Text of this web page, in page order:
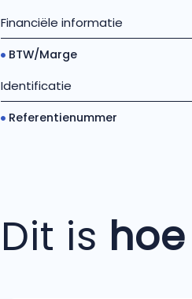
Financiële informatie
BTW/Marge
Identificatie
Referentienummer
Dit is